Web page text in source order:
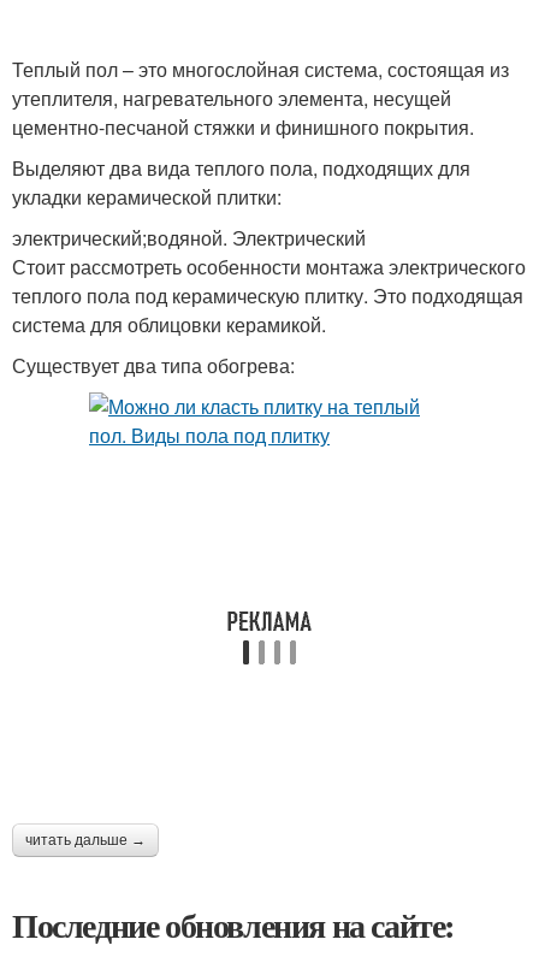
Теплый пол – это многослойная система, состоящая из
утеплителя, нагревательного элемента, несущей
цементно-песчаной стяжки и финишного покрытия.
Выделяют два вида теплого пола, подходящих для
укладки керамической плитки:
электрический;водяной. Электрический
Стоит рассмотреть особенности монтажа электрического
теплого пола под керамическую плитку. Это подходящая
система для облицовки керамикой.
Существует два типа обогрева:
читать дальше →
Последние обновления на сайте: